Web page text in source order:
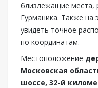
близлежащие места,
Гурманика. Также на
увидеть точное
по координатам.
Местоположение
Московская
шоссе, 32-й